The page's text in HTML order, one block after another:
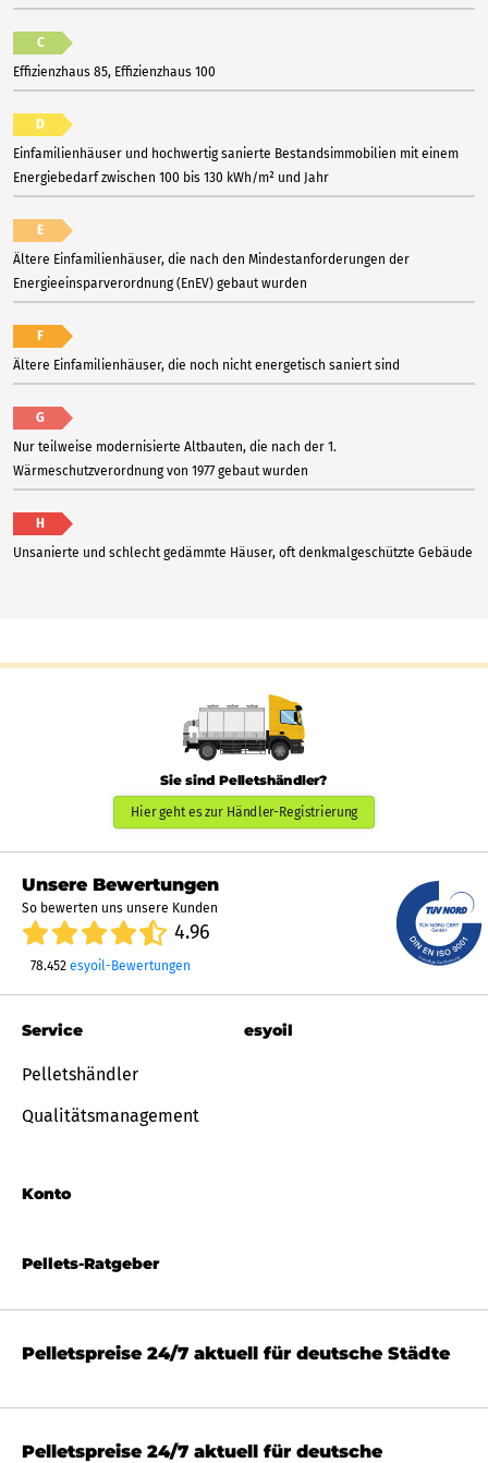
C
Effizienzhaus 85, Effizienzhaus 100
D
Einfamilienhäuser und hochwertig sanierte Bestandsimmobilien mit einem
Energiebedarf zwischen 100 bis 130 kWh/m² und Jahr
E
Ältere Einfamilienhäuser, die nach den Mindestanforderungen der
Energieeinsparverordnung (EnEV) gebaut wurden
F
Ältere Einfamilienhäuser, die noch nicht energetisch saniert sind
G
Nur teilweise modernisierte Altbauten, die nach der 1.
Wärmeschutzverordnung von 1977 gebaut wurden
H
Unsanierte und schlecht gedämmte Häuser, oft denkmalgeschützte Gebäude
Sie sind Pelletshändler?
Hier geht es zur Händler-Registrierung
Unsere Bewertungen
So bewerten uns unsere Kunden
4.96
78.452 esyoil-Bewertungen
Pellets-Ratgeber
Service
Pelletshändler
Qualitätsmanagement
Konto
esyoil
Pelletspreise 24/7 aktuell für deutsche Städte
Pelletspreise 24/7 aktuell für deutsche